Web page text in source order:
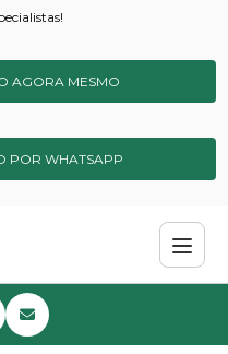
AGORA MESMO
POR WHATSAPP